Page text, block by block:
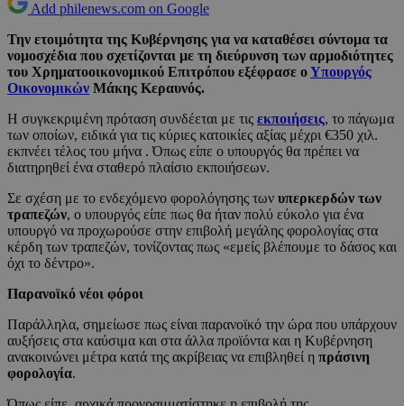
Add philenews.com on Google
Την ετοιμότητα της Κυβέρνησης για να καταθέσει σύντομα τα
νομοσχέδια που σχετίζονται με τη διεύρυνση των αρμοδιότητες
του Χρηματοοικονομικού Επιτρόπου εξέφρασε οΥπουργός
Οικονομικών Μάκης Κεραυνός.
Η συγκεκριμένη πρόταση συνδέεται με τις εκποιήσεις, το πάγωμα
των οποίων, ειδικά για τις κύριες κατοικίες αξίας μέχρι €350 χιλ.
εκπνέει τέλος του μήνα . Όπως είπε ο υπουργός θα πρέπει να
διατηρηθεί ένα σταθερό πλαίσιο εκποιήσεων.
Σε σχέση με το ενδεχόμενο φορολόγησης των υπερκερδών των
τραπεζών, ο υπουργός είπε πως θα ήταν πολύ εύκολο για ένα
υπουργό να προχωρούσε στην επιβολή μεγάλης φορολογίας στα
κέρδη των τραπεζών, τονίζοντας πως «εμείς βλέπουμε το δάσος και
όχι το δέντρο».
Παρανοϊκό νέοι φόροι
Παράλληλα, σημείωσε πως είναι παρανοϊκό την ώρα που υπάρχουν
αυξήσεις στα καύσιμα και στα άλλα προϊόντα και η Κυβέρνηση
ανακοινώνει μέτρα κατά της ακρίβειας να επιβληθεί η πράσινη
φορολογία.